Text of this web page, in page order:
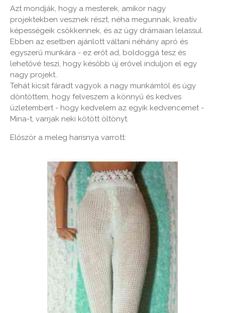
Azt mondják, hogy a mesterek, amikor nagy
projektekben vesznek részt, néha megunnak, kreatív
képességeik csökkennek, és az ügy drámaian lelassul.
Ebben az esetben ajánlott váltani néhány apró és
egyszerű munkára - ez erőt ad, boldoggá tesz és
lehetővé teszi, hogy később új erővel induljon el egy
nagy projekt..
Tehát kicsit fáradt vagyok a nagy munkámtól és úgy
döntöttem, hogy felveszem a könnyű és kedves
üzletembert - hogy kedvelem az egyik kedvencemet -
Mina-t, varrjak neki kötött öltönyt.
Először a meleg harisnya varrott: